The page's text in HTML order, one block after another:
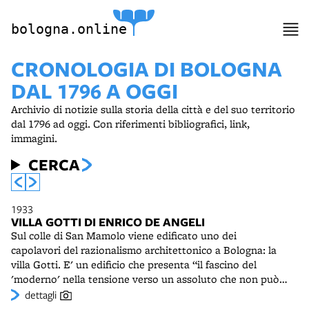
bologna.online
CRONOLOGIA DI BOLOGNA
DAL 1796 A OGGI
Archivio di notizie sulla storia della città e del suo territorio
dal 1796 ad oggi. Con riferimenti bibliografici, link,
immagini.
CERCA
1933
VILLA GOTTI DI ENRICO DE ANGELI
Sul colle di San Mamolo viene edificato uno dei
capolavori del razionalismo architettonico a Bologna: la
villa Gotti. E' un edificio che presenta “il fascino del
'moderno' nella tensione verso un assoluto che non può
essere costretto in nessun luogo” e “il senso del mistero
dettagli